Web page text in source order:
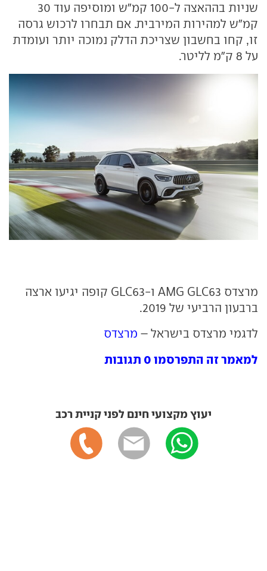
שניות בההאצה ל-100 קמ"ש ומוסיפה עוד 30
קמ"ש למהירות המירבית. אם תבחרו לרכוש גרסה
זו, קחו בחשבון שצריכת הדלק נמוכה יותר ועומדת
על 8 ק"מ לליטר.
מרצדס AMG GLC63 ו-GLC63 קופה יגיעו ארצה
ברבעון הרביעי של 2019.
לדגמי מרצדס בישראל – מרצדס
למאמר זה התפרסמו 0 תגובות
יעוץ מקצועי חינם לפני קניית רכב